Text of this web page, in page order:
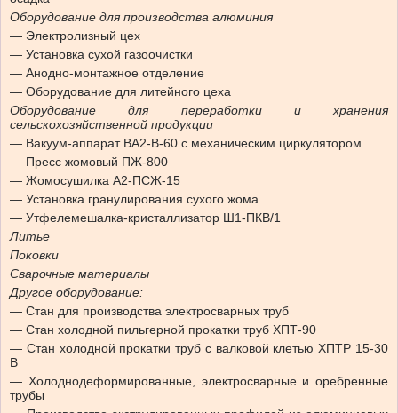
Оборудование для производства алюминия
— Электролизный цех
— Установка сухой газоочистки
— Анодно-монтажное отделение
— Оборудование для литейного цеха
Оборудование для переработки и хранения
сельскохозяйственной продукции
— Вакуум-аппарат ВА2-В-60 с механическим циркулятором
— Пресс жомовый ПЖ-800
— Жомосушилка А2-ПСЖ-15
— Установка гранулирования сухого жома
— Утфелемешалка-кристаллизатор Ш1-ПКВ/1
Литье
Поковки
Сварочные материалы
Другое оборудование:
— Стан для производства электросварных труб
— Стан холодной пильгерной прокатки труб ХПТ-90
— Стан холодной прокатки труб с валковой клетью ХПТР 15-30
В
— Холоднодеформированные, электросварные и оребренные
трубы